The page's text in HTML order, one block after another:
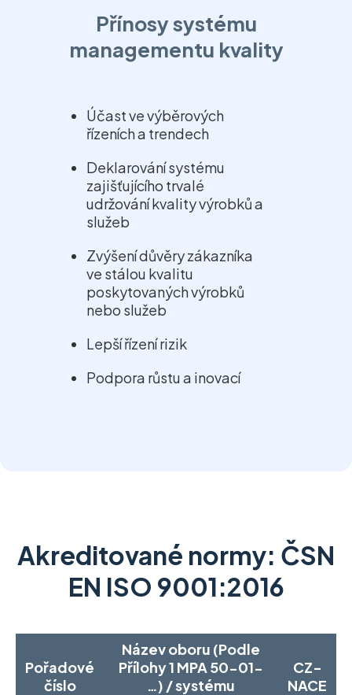
Přínosy systému
managementu kvality
Účast ve výběrových
řízeních a trendech
Deklarování systému
zajišťujícího trvalé
udržování kvality výrobků a
služeb
Zvýšení důvěry zákazníka
ve stálou kvalitu
poskytovaných výrobků
nebo služeb
Lepší řízení rizik
Podpora růstu a inovací
Akreditované normy: ČSN
EN ISO 9001:2016
Pořadové
číslo
Název oboru (Podle
Přílohy 1 MPA 50-01-
…) / systému
CZ-
NACE